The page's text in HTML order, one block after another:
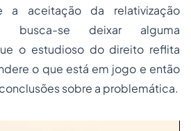
a aceitação da relativização
busca-se deixar alguma
o estudioso do direito reflita
o que está em jogo e então
sobre a problemática.